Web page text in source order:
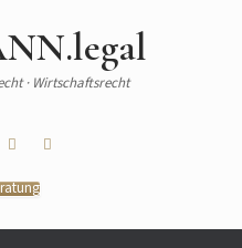
· Wirtschaftsrecht